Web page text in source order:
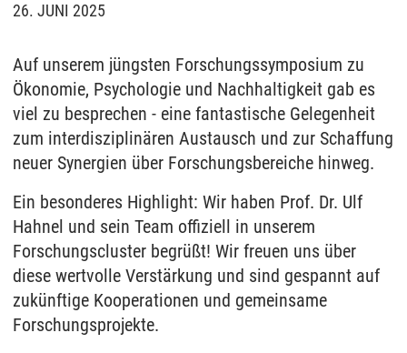
26. JUNI 2025
Auf unserem jüngsten Forschungssymposium zu
Ökonomie, Psychologie und Nachhaltigkeit gab es
viel zu besprechen - eine fantastische Gelegenheit
zum interdisziplinären Austausch und zur Schaffung
neuer Synergien über Forschungsbereiche hinweg.
Ein besonderes Highlight: Wir haben Prof. Dr. Ulf
Hahnel und sein Team offiziell in unserem
Forschungscluster begrüßt! Wir freuen uns über
diese wertvolle Verstärkung und sind gespannt auf
zukünftige Kooperationen und gemeinsame
Forschungsprojekte.